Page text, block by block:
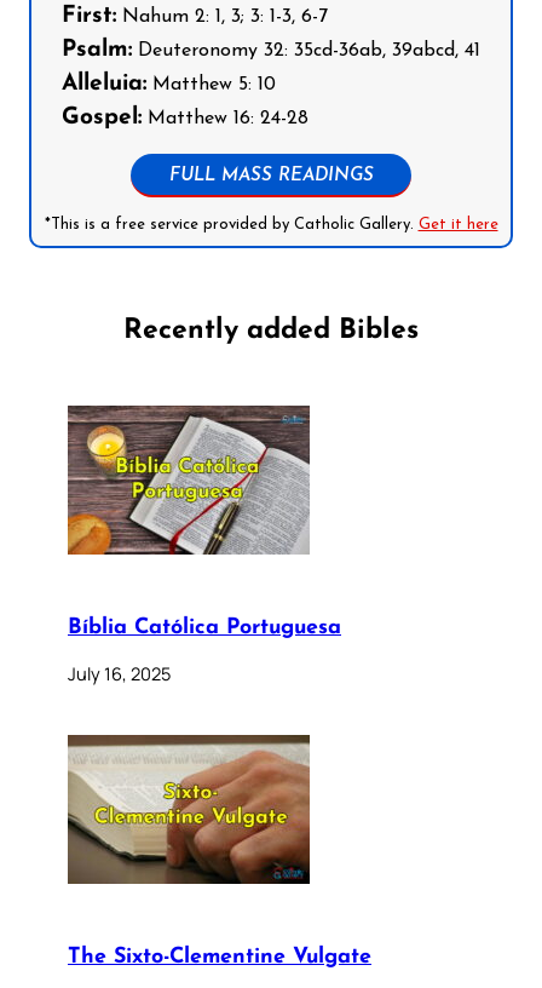
First: Nahum 2: 1, 3; 3: 1-3, 6-7
Psalm: Deuteronomy 32: 35cd-36ab, 39abcd, 41
Alleluia: Matthew 5: 10
Gospel: Matthew 16: 24-28
FULL MASS READINGS
*This is a free service provided by Catholic Gallery. Get it here
Recently added Bibles
Bíblia Católica Portuguesa
July 16, 2025
The Sixto-Clementine Vulgate